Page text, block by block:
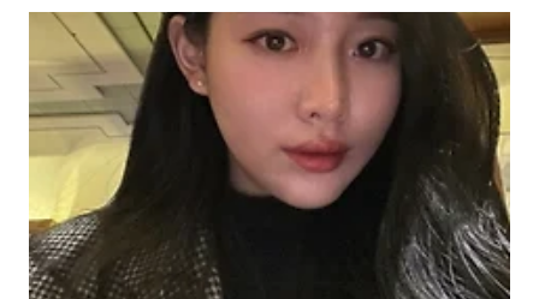
당신의 경쟁력을 떨어지게 합니다. 1960년생 운세 - 실리보다는 명분에 따라
서 행동하는 게 좋습니다. 조그만 이익에 만족하지 않도록 하라. 1972년생 운
세 - 심신이 좋지 않을 때에는 간단한 운동이나 명상으로 다스려라. 1984년생
운세 - 주도 면밀한 계획을 세워 일을 진행하기보다는 오늘은 그냥 물 흐르듯이
지켜보도..